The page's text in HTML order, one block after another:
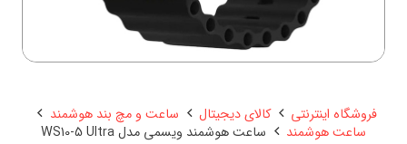
فروشگاه اینترنتی کالای دیجیتال
ساعت و مچ بند هوشمند
ساعت هوشمند
ساعت هوشمند ویسمی مدل WS10-5 Ultra